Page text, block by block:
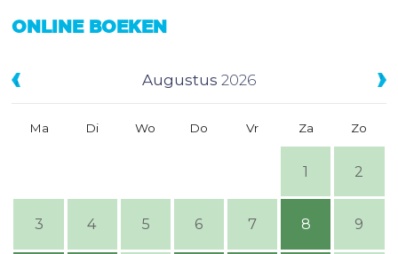
ONLINE BOEKEN
Augustus 2026
Ma Di Wo Do Vr Za Zo
1 2
3 4 5 6 7 8 9